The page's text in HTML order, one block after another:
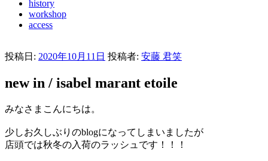
history
workshop
access
投稿日: 2020年10月11日 投稿者: 安藤 君笑
new in / isabel marant etoile
みなさまこんにちは。
少しお久しぶりのblogになってしまいましたが
店頭では秋冬の入荷のラッシュです！！！